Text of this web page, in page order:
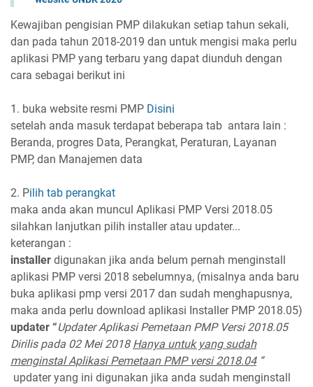
Kewajiban pengisian PMP dilakukan setiap tahun sekali,
dan pada tahun 2018-2019 dan untuk mengisi maka perlu
aplikasi PMP yang terbaru yang dapat diunduh dengan
cara sebagai berikut ini
1. buka website resmi PMP Disini
setelah anda masuk terdapat beberapa tab antara lain :
Beranda, progres Data, Perangkat, Peraturan, Layanan
PMP, dan Manajemen data
2. Pilih tab perangkat
maka anda akan muncul Aplikasi PMP Versi 2018.05
silahkan lanjutkan pilih installer atau updater...
keterangan :
installer digunakan jika anda belum pernah menginstall
aplikasi PMP versi 2018 sebelumnya, (misalnya anda baru
buka aplikasi pmp versi 2017 dan sudah menghapusnya,
maka anda perlu download aplikasi Installer PMP 2018.05)
updater “Updater Aplikasi Pemetaan PMP Versi 2018.05
Dirilis pada 02 Mei 2018 Hanya untuk yang sudah
menginstal Aplikasi Pemetaan PMP versi 2018.04“
updater yang ini digunakan jika anda sudah menginstall